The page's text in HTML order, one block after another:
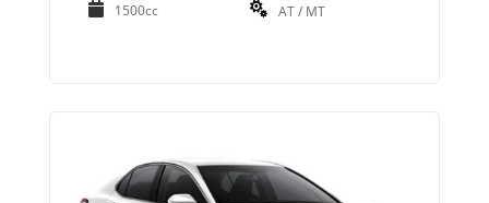
1500cc AT / MT